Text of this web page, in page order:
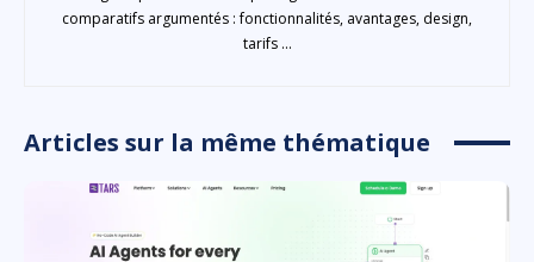
comparatifs argumentés : fonctionnalités, avantages, design,
tarifs ...
Articles sur la même thématique